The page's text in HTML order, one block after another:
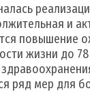
и
повышение
жизни до 78
ряд мер для